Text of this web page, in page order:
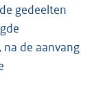
gedeelten
na de aanvang